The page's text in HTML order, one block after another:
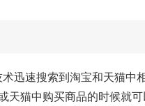
迅速搜索到淘宝和天猫中
天猫中购买商品的时候就